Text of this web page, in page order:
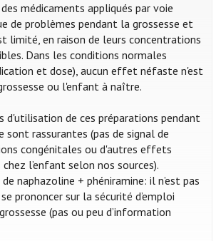
médicaments appliqués par voie
de problèmes pendant la grossesse et
limité, en raison de leurs concentrations
Dans les conditions normales
et dose), aucun effet néfaste n'est
ou l'enfant à naître.
d'utilisation de ces préparations pendant
sont rassurantes (pas de signal de
congénitales ou d'autres effets
chez l’enfant selon nos sources).
naphazoline + phéniramine: il n’est pas
prononcer sur la sécurité d’emploi
(pas ou peu d’information